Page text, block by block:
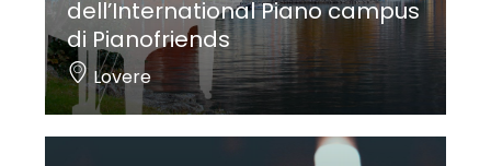
dell’International Piano campus
di Pianofriends
Lovere